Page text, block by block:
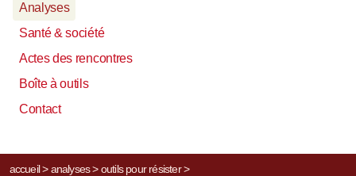
Analyses
Santé & société
Actes des rencontres
Boîte à outils
Contact
accueil> analyses> outils pour résister>